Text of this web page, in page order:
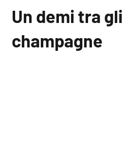
Un demi tra gli
champagne